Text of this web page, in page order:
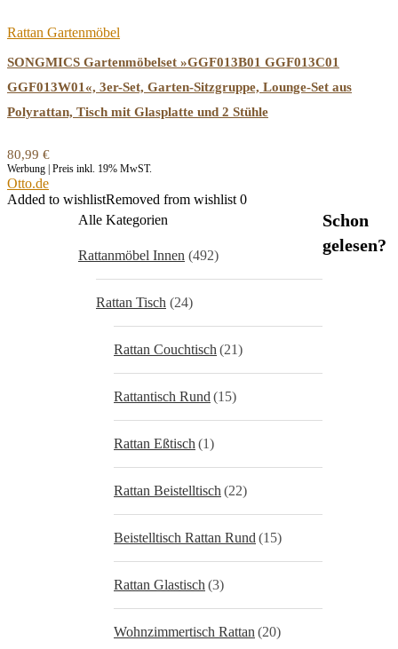
Rattan Gartenmöbel
SONGMICS Gartenmöbelset »GGF013B01 GGF013C01
GGF013W01«, 3er-Set, Garten-Sitzgruppe, Lounge-Set aus
Polyrattan, Tisch mit Glasplatte und 2 Stühle
80,99 €
Werbung | Preis inkl. 19% MwST.
Otto.de
Added to wishlistRemoved from wishlist 0
Alle Kategorien
Rattanmöbel Innen (492)
Rattan Tisch (24)
Rattan Couchtisch (21)
Rattantisch Rund (15)
Rattan Eßtisch (1)
Rattan Beistelltisch (22)
Beistelltisch Rattan Rund (15)
Rattan Glastisch (3)
Wohnzimmertisch Rattan (20)
Schon
gelesen?